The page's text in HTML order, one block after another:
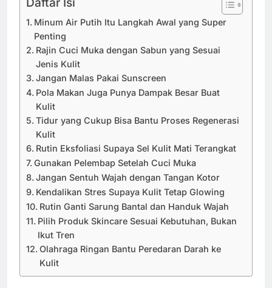
Minum Air Putih Itu Langkah Awal yang Super
Penting
Rajin Cuci Muka dengan Sabun yang Sesuai
Jenis Kulit
Jangan Malas Pakai Sunscreen
Pola Makan Juga Punya Dampak Besar Buat
Kulit
Tidur yang Cukup Bisa Bantu Proses Regenerasi
Kulit
Rutin Eksfoliasi Supaya Sel Kulit Mati Terangkat
Gunakan Pelembap Setelah Cuci Muka
Jangan Sentuh Wajah dengan Tangan Kotor
Kendalikan Stres Supaya Kulit Tetap Glowing
Rutin Ganti Sarung Bantal dan Handuk Wajah
Pilih Produk Skincare Sesuai Kebutuhan, Bukan
Ikut Tren
Olahraga Ringan Bantu Peredaran Darah ke
Kulit